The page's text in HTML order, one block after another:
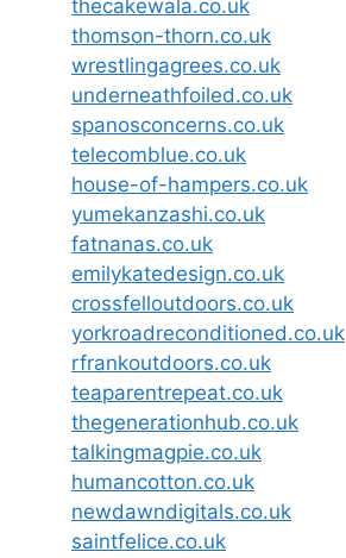
thecakewala.co.uk
thomson-thorn.co.uk
wrestlingagrees.co.uk
underneathfoiled.co.uk
spanosconcerns.co.uk
telecomblue.co.uk
house-of-hampers.co.uk
yumekanzashi.co.uk
fatnanas.co.uk
emilykatedesign.co.uk
crossfelloutdoors.co.uk
yorkroadreconditioned.co.uk
rfrankoutdoors.co.uk
teaparentrepeat.co.uk
thegenerationhub.co.uk
talkingmagpie.co.uk
humancotton.co.uk
newdawndigitals.co.uk
saintfelice.co.uk